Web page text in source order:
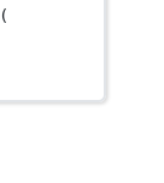
(